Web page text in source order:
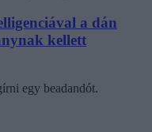
a dán
kellett
egy beadandót.